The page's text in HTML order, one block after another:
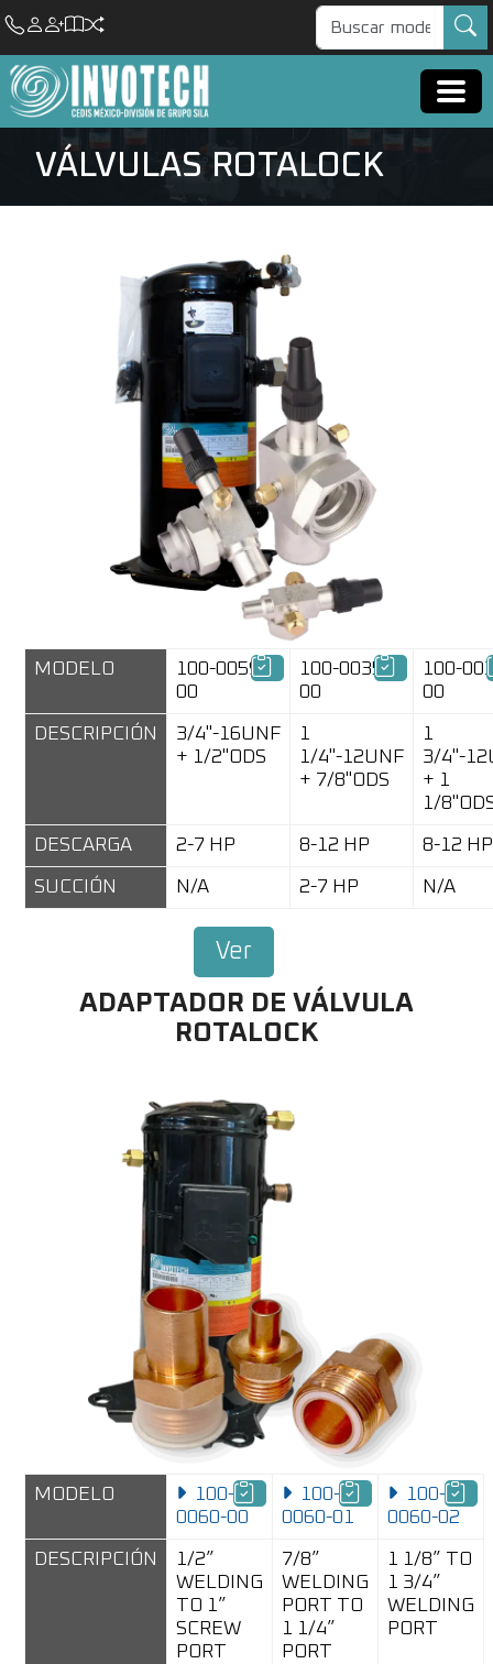
VÁLVULAS ROTALOCK
MODELO
100-0059-
00
100-0035-
00
100-
00
DESCRIPCIÓN
3/4"-16UNF
+ 1/2"ODS
1
1/4"-12UNF
+ 7/8"ODS
1
3/4"-
+ 1
1/
DESCARGA 2-7 HP 8-12 HP 8-12 HP
SUCCIÓN N/A 2-7 HP N/A
Ver
ADAPTADOR DE VÁLVULA
ROTALOCK
MODELO
100-
0060-00
100-
0060-01
100-
0060-02
DESCRIPCIÓN
1/2”
WELDING
TO 1”
SCREW
PORT
7/8”
WELDING
PORT TO
1 1/4”
PORT
1 1/8” TO
1 3/4”
WELDING
PORT